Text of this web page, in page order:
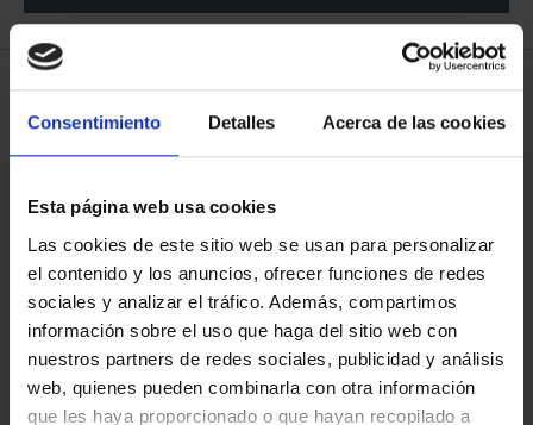
Consentimiento Detalles Acerca de las cookies
Esta página web usa cookies
Las cookies de este sitio web se usan para personalizar
el contenido y los anuncios, ofrecer funciones de redes
sociales y analizar el tráfico. Además, compartimos
información sobre el uso que haga del sitio web con
nuestros partners de redes sociales, publicidad y análisis
web, quienes pueden combinarla con otra información
que les haya proporcionado o que hayan recopilado a
5 Productos encontrados
SUSCRIPCIÓN
SUSCRIPCIÓN